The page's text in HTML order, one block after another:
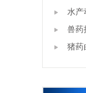
水产
兽药
猪药